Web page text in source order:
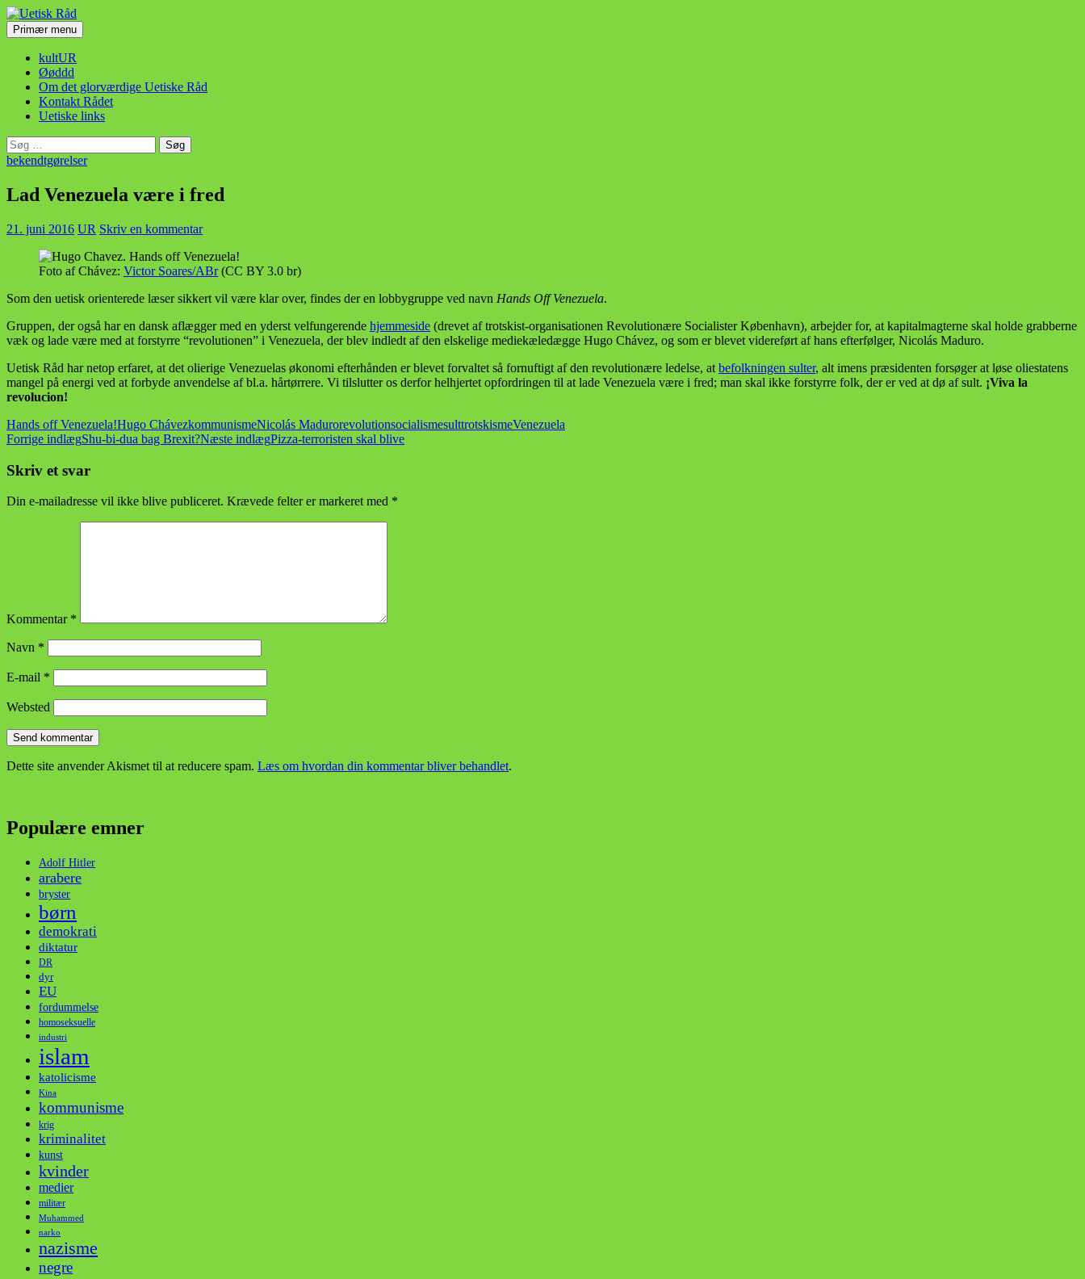
Hop
til
indhold
Uetisk Råd
SøgPrimær menu
kultUR
Øøddd
Om det glorværdige Uetiske Råd
Kontakt Rådet
Uetiske links
Søg
efter:
bekendtgørelser
Lad Venezuela være i fred
21. juni 2016 UR Skriv en kommentar
Foto af Chávez: Victor Soares/ABr(CC BY 3.0 br)
Som den uetisk orienterede læser sikkert vil være klar over, findes der en lobbygruppe ved navn Hands Off Venezuela.
Gruppen, der også har en dansk aflægger med en yderst velfungerende hjemmeside (drevet af trotskist-organisationen Revolutionære Socialister København), arbejder for, at kapitalmagterne skal holde grabberne
væk og lade være med at forstyrre “revolutionen” i Venezuela, der blev indledt af den elskelige mediekæledægge Hugo Chávez, og som er blevet videreført af hans efterfølger, Nicolás Maduro.
Uetisk Råd har netop erfaret, at det olierige Venezuelas økonomi efterhånden er blevet forvaltet så fornuftigt af den revolutionære ledelse, at befolkningen sulter, alt imens præsidenten forsøger at løse oliestatens
mangel på energi ved at forbyde anvendelse af bl.a. hårtørrere. Vi tilslutter os derfor helhjertet opfordringen til at lade Venezuela være i fred; man skal ikke forstyrre folk, der er ved at dø af sult. ¡Viva la
revolucion!
Hands off Venezuela!Hugo ChávezkommunismeNicolás MadurorevolutionsocialismesulttrotskismeVenezuela
Indlægsnavigation
Forrige indlægShu-bi-dua bag Brexit?Næste indlægPizza-terroristen skal blive
Skriv et svar
Din e-mailadresse vil ikke blive publiceret. Krævede felter er markeret med *
Kommentar *
Navn *
E-mail *
Websted
Dette site anvender Akismet til at reducere spam. Læs om hvordan din kommentar bliver behandlet.
Populære emner
Adolf Hitler
arabere
bryster
børn
demokrati
diktatur
DR
dyr
EU
fordummelse
homoseksuelle
industri
islam
katolicisme
Kina
kommunisme
krig
kriminalitet
kunst
kvinder
medier
militær
Muhammed
narko
nazisme
negre